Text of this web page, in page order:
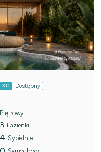
KC Dostępny
Piętrowy
3 Łazienki
4 Sypialnie